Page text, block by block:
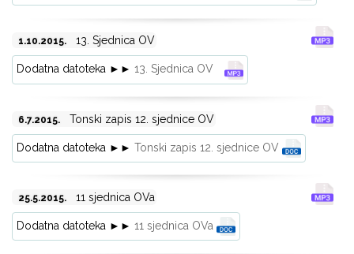
1.10.2015. 13. Sjednica OV
Dodatna datoteka ►► 13. Sjednica OV
6.7.2015. Tonski zapis 12. sjednice OV
Dodatna datoteka ►► Tonski zapis 12. sjednice OV
25.5.2015. 11 sjednica OVa
Dodatna datoteka ►► 11 sjednica OVa